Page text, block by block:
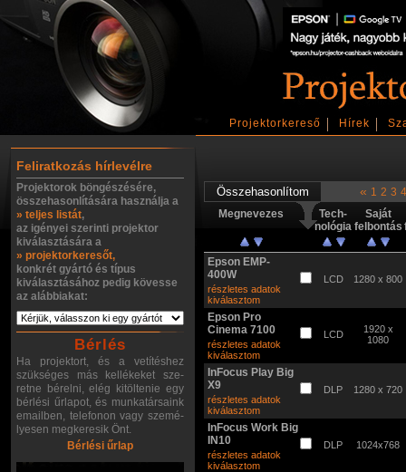
Projektorkereső Hírek
Feliratkozás hírlevélre
Projektorok böngészésére,
összehasonlítására használja a
» teljes listát,
az igényei szerinti projektor
kiválasztására a
» projektorkeresőt,
konkrét gyártó és típus
kiválasztásához pedig kövesse
az alábbiakat:
Bérlés
Ha projektort, és a vetítéshez
szükséges más kellékeket sze-
retne bérelni, elég kitöltenie egy
bérlési űrlapot, és munkatársaink
emailben, telefonon vagy szemé-
lyesen megkeresik Önt.
Bérlési űrlap
« 1 2 3 4
Megnevezes
Tech-
nológia
Saját
felbontás
Epson EMP-
400W
részletes adatok
kiválasztom
LCD 1280 x 800
Epson Pro
Cinema 7100
részletes adatok
kiválasztom
LCD
1920 x
1080
InFocus Play Big
X9
részletes adatok
kiválasztom
DLP 1280 x 720
InFocus Work Big
IN10
részletes adatok
kiválasztom
DLP 1024x768